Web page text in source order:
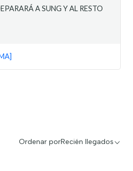
A SUNG Y AL RESTO
Ordenar porRecién llegados